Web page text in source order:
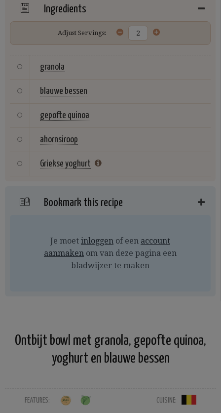
Ingredients
Adjust Servings:
granola
blauwe bessen
gepofte quinoa
ahornsiroop
Griekse yoghurt
Bookmark this recipe
Je moet inloggen of een account
aanmaken om van deze pagina een
bladwijzer te maken
Ontbijt bowl met granola, gepofte quinoa,
yoghurt en blauwe bessen
FEATURES: CUISINE: